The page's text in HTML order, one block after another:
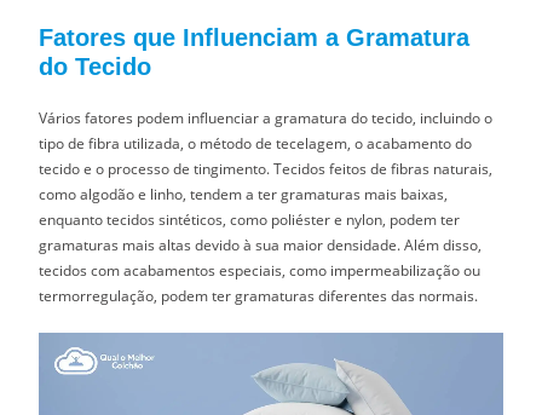
Fatores que Influenciam a Gramatura
do Tecido
Vários fatores podem influenciar a gramatura do tecido, incluindo o
tipo de fibra utilizada, o método de tecelagem, o acabamento do
tecido e o processo de tingimento. Tecidos feitos de fibras naturais,
como algodão e linho, tendem a ter gramaturas mais baixas,
enquanto tecidos sintéticos, como poliéster e nylon, podem ter
gramaturas mais altas devido à sua maior densidade. Além disso,
tecidos com acabamentos especiais, como impermeabilização ou
termorregulação, podem ter gramaturas diferentes das normais.